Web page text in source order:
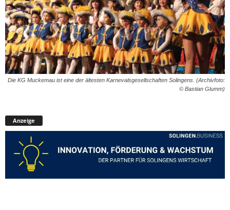
Die KG Muckemau ist eine der ältesten Karnevalsgesellschaften Solingens. (Archivfoto:
© Bastian Glumm)
Anzeige